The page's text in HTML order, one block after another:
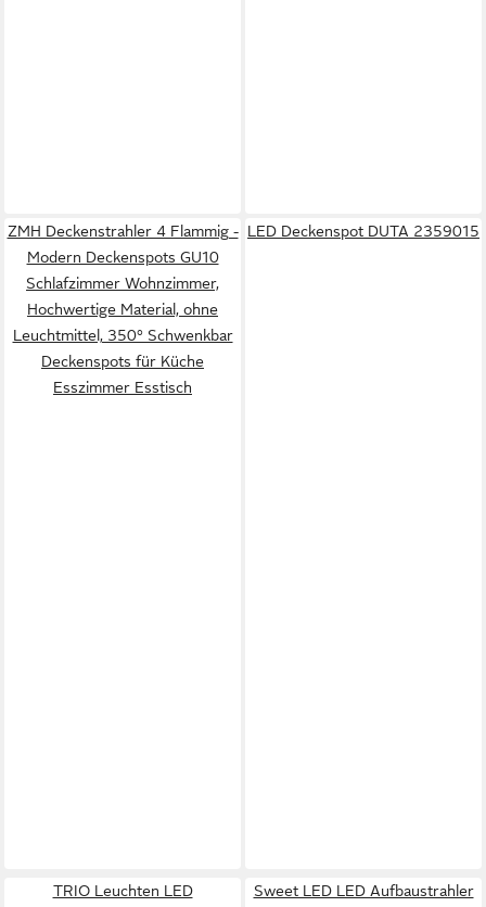
ZMH Deckenstrahler 4 Flammig -
Modern Deckenspots GU10
Schlafzimmer Wohnzimmer,
Hochwertige Material, ohne
Leuchtmittel, 350° Schwenkbar
Deckenspots für Küche
Esszimmer Esstisch
LED Deckenspot DUTA 2359015
TRIO Leuchten LED
Sweet LED LED Aufbaustrahler